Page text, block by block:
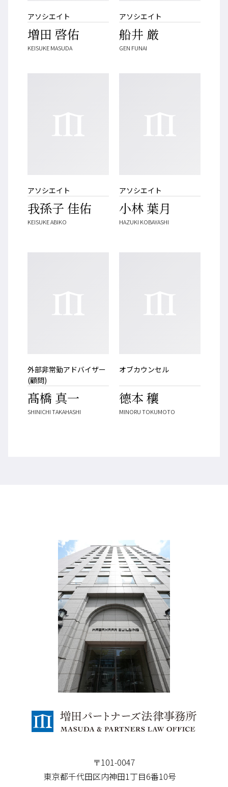
アソシエイト
増田 啓佑
KEISUKE MASUDA
アソシエイト
船井 厳
GEN FUNAI
アソシエイト
我孫子 佳佑
KEISUKE ABIKO
アソシエイト
小林 葉月
HAZUKI KOBAYASHI
外部非常勤アドバイザー
(顧問)
髙橋 真一
SHINICHI TAKAHASHI
オブカウンセル
德本 穰
MINORU TOKUMOTO
〒101-0047
東京都千代田区内神田1丁目6番10号